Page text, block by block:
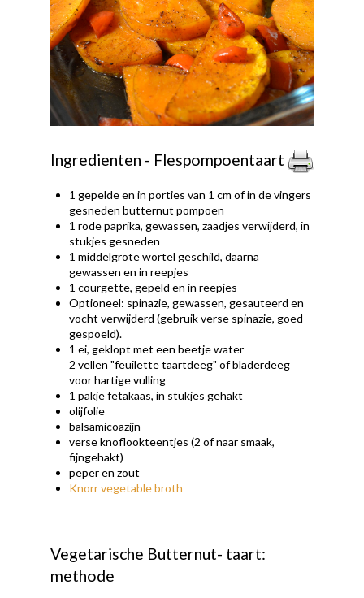
Ingredienten - Flespompoentaart
1 gepelde en in porties van 1 cm of in de vingers
gesneden butternut pompoen
1 rode paprika, gewassen, zaadjes verwijderd, in
stukjes gesneden
1 middelgrote wortel geschild, daarna
gewassen en in reepjes
1 courgette, gepeld en in reepjes
Optioneel: spinazie, gewassen, gesauteerd en
vocht verwijderd (gebruik verse spinazie, goed
gespoeld).
1 ei, geklopt met een beetje water
2 vellen "feuilette taartdeeg" of bladerdeeg
voor hartige vulling
1 pakje fetakaas, in stukjes gehakt
olijfolie
balsamicoazijn
verse knoflookteentjes (2 of naar smaak,
fijngehakt)
peper en zout
Knorr vegetable broth
Vegetarische Butternut- taart:
methode